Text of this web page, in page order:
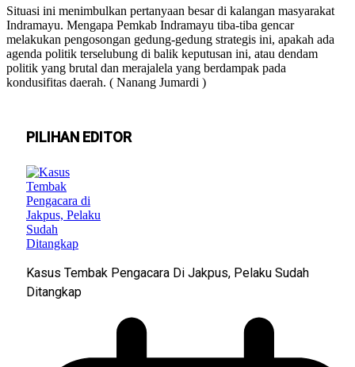
Situasi ini menimbulkan pertanyaan besar di kalangan masyarakat
Indramayu. Mengapa Pemkab Indramayu tiba-tiba gencar
melakukan pengosongan gedung-gedung strategis ini, apakah ada
agenda politik terselubung di balik keputusan ini, atau dendam
politik yang brutal dan merajalela yang berdampak pada
kondusifitas daerah. ( Nanang Jumardi )
PILIHAN EDITOR
Kasus Tembak Pengacara Di Jakpus, Pelaku Sudah
Ditangkap